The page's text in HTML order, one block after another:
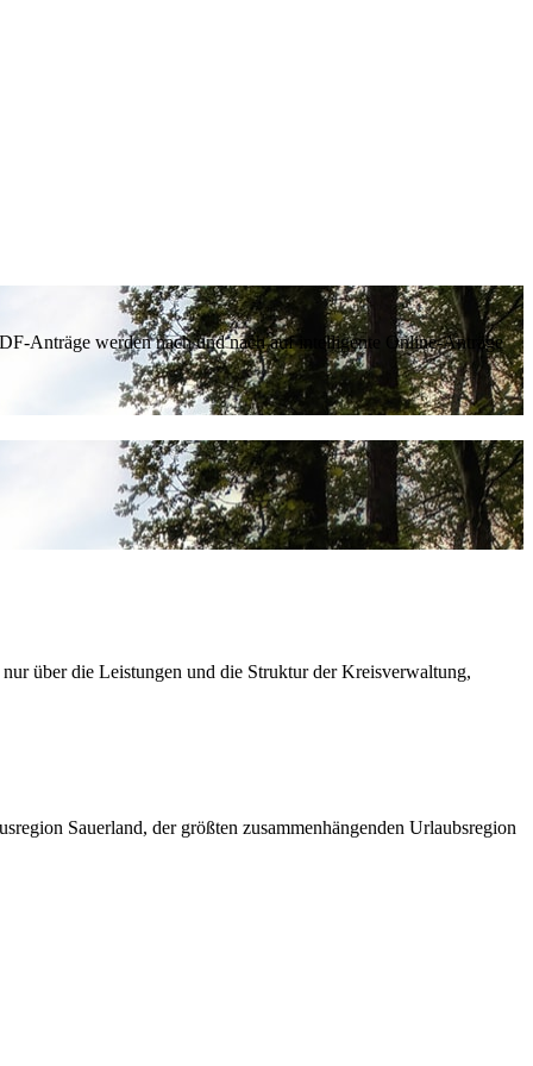
Anträge werden nach und nach auf intelligente Online-Anträge
über die Leistungen und die Struktur der Kreisverwaltung,
Sauerland, der größten zusammenhängenden Urlaubsregion